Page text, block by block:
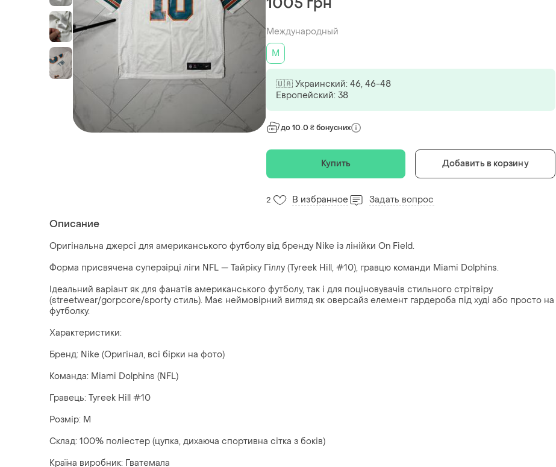
Международный
M
🇺🇦 Украинский: 46, 46-48
Европейский: 38
до 10.0 ₴ бонусних
Купить Добавить в корзину
2 В избранное Задать вопрос
Описание
Оригінальна джерсі для американського футболу від бренду Nike із лінійки On Field.
Форма присвячена суперзірці ліги NFL — Тайріку Гіллу (Tyreek Hill, #10), гравцю команди Miami Dolphins.
Ідеальний варіант як для фанатів американського футболу, так і для поціновувачів стильного стрітвіру
(streetwear/gorpcore/sporty стиль). Має неймовірний вигляд як оверсайз елемент гардероба під худі або просто на
футболку.
Характеристики:
Бренд: Nike (Оригінал, всі бірки на фото)
Команда: Miami Dolphins (NFL)
Гравець: Tyreek Hill #10
Розмір: M
Склад: 100% поліестер (цупка, дихаюча спортивна сітка з боків)
Країна виробник: Гватемала